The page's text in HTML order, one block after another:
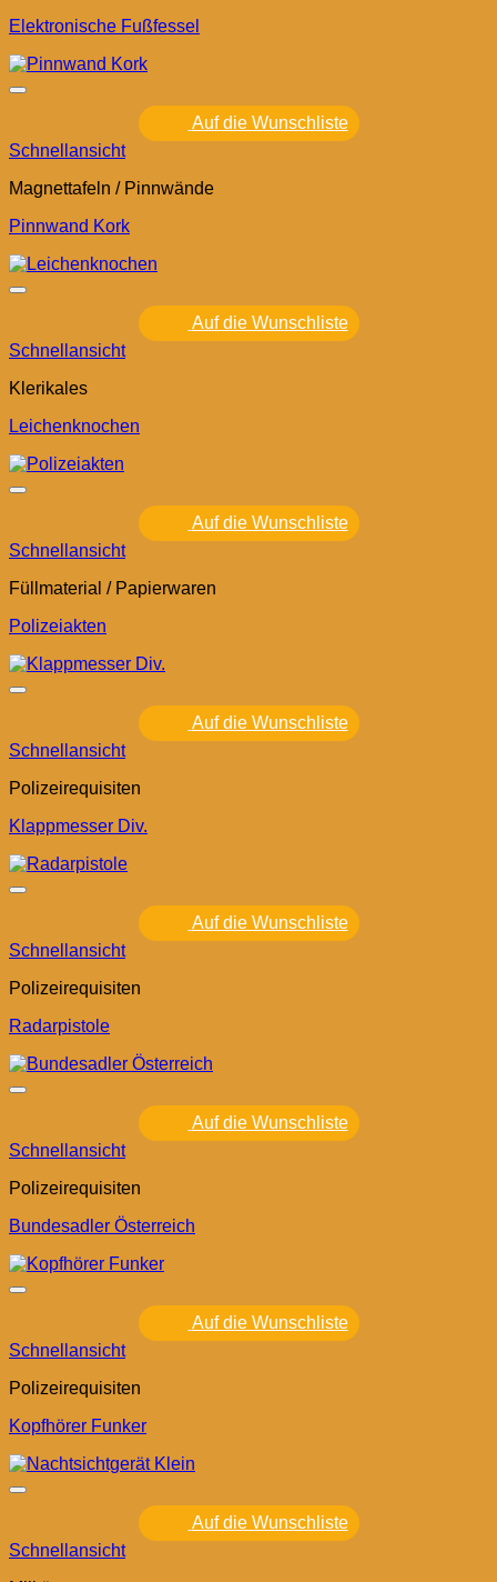
Elektronische Fußfessel
Auf die Wunschliste
Schnellansicht
Magnettafeln / Pinnwände
Pinnwand Kork
Auf die Wunschliste
Schnellansicht
Klerikales
Leichenknochen
Auf die Wunschliste
Schnellansicht
Füllmaterial / Papierwaren
Polizeiakten
Auf die Wunschliste
Schnellansicht
Polizeirequisiten
Klappmesser Div.
Auf die Wunschliste
Schnellansicht
Polizeirequisiten
Radarpistole
Auf die Wunschliste
Schnellansicht
Polizeirequisiten
Bundesadler Österreich
Auf die Wunschliste
Schnellansicht
Polizeirequisiten
Kopfhörer Funker
Auf die Wunschliste
Schnellansicht